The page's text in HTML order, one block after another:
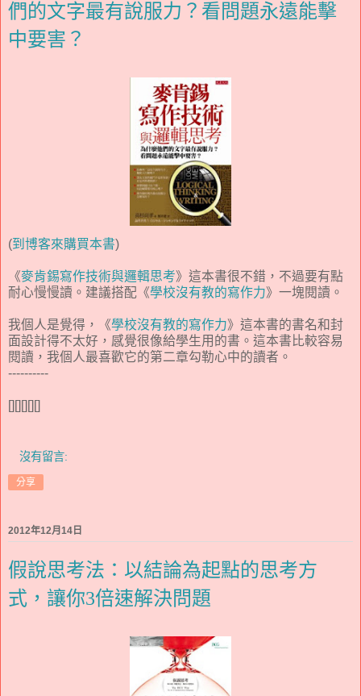
們的文字最有說服力？看問題永遠能擊
中要害？
(到博客來購買本書)
《麥肯錫寫作技術與邏輯思考》這本書很不錯，不過要有點
耐心慢慢讀。建議搭配《學校沒有教的寫作力》一塊閱讀。
我個人是覺得，《學校沒有教的寫作力》這本書的書名和封
面設計得不太好，感覺很像給學生用的書。這本書比較容易
閱讀，我個人最喜歡它的第二章勾勒心中的讀者。
----------
[][][][][]
沒有留言:
分享
2012年12月14日
假說思考法：以結論為起點的思考方
式，讓你3倍速解決問題